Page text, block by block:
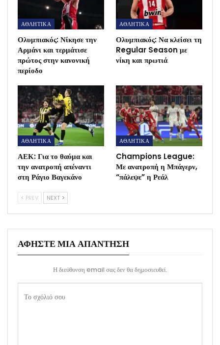
ΑΘΛΗΤΙΚΑ
Ολυμπιακός: Νίκησε την
Αρμάνι και τερμάτισε
πρώτος στην κανονική
περίοδο
ΑΘΛΗΤΙΚΑ
Ολυμπιακός: Να κλείσει τη
Regular Season με
νίκη και πρωτιά
ΑΘΛΗΤΙΚΑ
ΑΕΚ: Για το θαύμα και
την ανατροπή απέναντι
στη Ράγιο Βαγεκάνο
ΑΘΛΗΤΙΚΑ
Champions League:
Με ανατροπή η Μπάγερν,
“πάλεψε” η Ρεάλ
PREV NEXT
ΑΦΉΣΤΕ ΜΙΑ ΑΠΆΝΤΗΣΗ
Η διεύθυνση email σας δεν θα δημοσιευθεί.